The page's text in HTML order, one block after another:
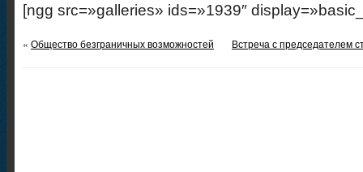
[ngg src=»galleries» ids=»1939″
« Общество безграничных возможностей Встреча с председателем